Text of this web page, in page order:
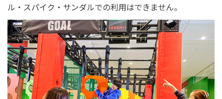
ル・スパイク・サンダルでの利用はできません。